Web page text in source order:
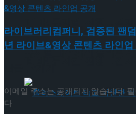
뮤지컬 배우와의 콜라보 제
혜화로운 공연생활, 자립
뮤지컬 배우와의 콜라보
라이브러리컴퍼니, 검증된 팬
년 라이브&영상 콘텐츠 라인업
이메일 주소는 공개되지 않습니다.
다